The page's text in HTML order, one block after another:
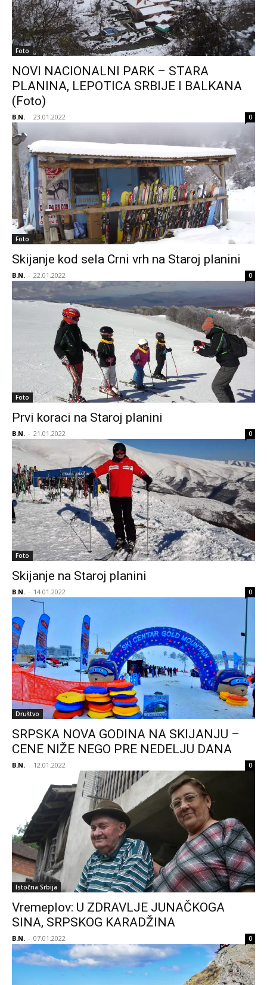
Foto
NOVI NACIONALNI PARK – STARA
PLANINA, LEPOTICA SRBIJE I BALKANA
(Foto)
B.N. - 23.01.2022 0
Foto
Skijanje kod sela Crni vrh na Staroj planini
B.N. - 22.01.2022 0
Foto
Prvi koraci na Staroj planini
B.N. - 21.01.2022 0
Foto
Skijanje na Staroj planini
B.N. - 14.01.2022 0
Društvo
SRPSKA NOVA GODINA NA SKIJANJU –
CENE NIŽE NEGO PRE NEDELJU DANA
B.N. - 12.01.2022 0
Istočna Srbija
Vremeplov: U ZDRAVLJE JUNAČKOGA
SINA, SRPSKOG KARADŽINA
B.N. - 07.01.2022 0